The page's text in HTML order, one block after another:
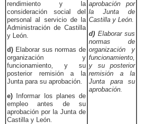
rendimiento y la
consideración social del
personal al servicio de la
Administración de Castilla
y León.
d) Elaborar sus normas de
organización y
funcionamiento, y su
posterior remisión a la
Junta para su aprobación.
e)
Informar los planes de
empleo antes de su
aprobación por la Junta de
Castilla y León.
aprobación por
la Junta de
Castilla y León.
d) Elaborar sus
normas de
organización y
funcionamiento,
y su posterior
remisión a la
Junta para su
aprobación.